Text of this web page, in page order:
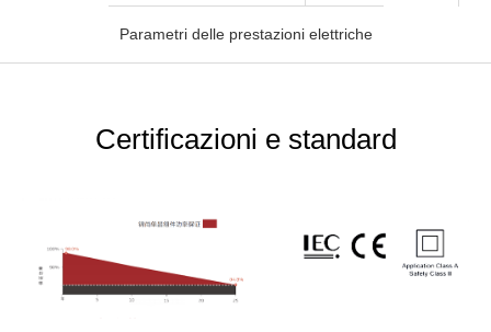
Parametri delle prestazioni elettriche
Certificazioni e standard